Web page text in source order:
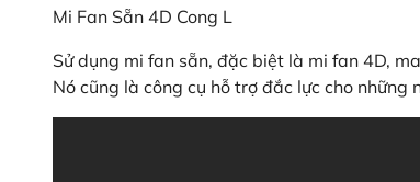
Mi Fan Sẵn 4D Cong L
Sử dụng mi fan sẵn, đặc biệt là mi fan 4D,
Nó cũng là công cụ hỗ trợ đắc lực cho